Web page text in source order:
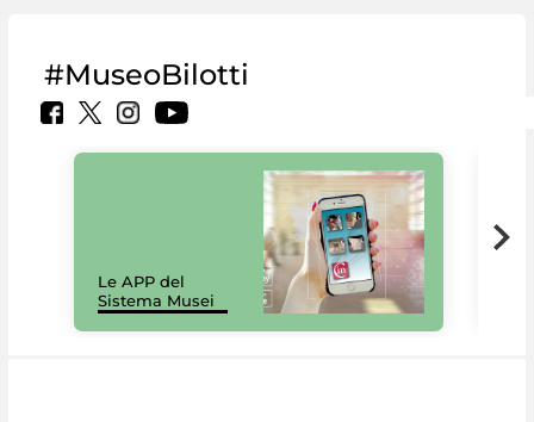
#MuseoBilotti
Le APP del
Sistema Musei